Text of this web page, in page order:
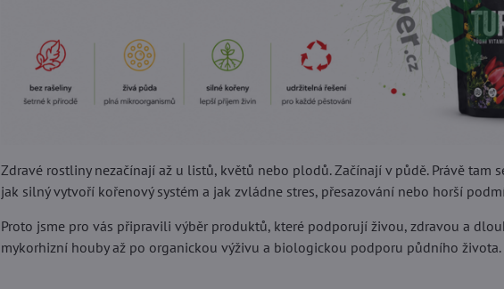
Zdravé rostliny nezačínají až u listů, květů nebo plodů. Začínají v půdě. Právě
jak silný vytvoří kořenový systém a jak zvládne stres, přesazování nebo horší
Proto jsme pro vás připravili výběr produktů, které podporují živou, zdravou a
mykorhizní houby až po organickou výživu a biologickou podporu půdního života.